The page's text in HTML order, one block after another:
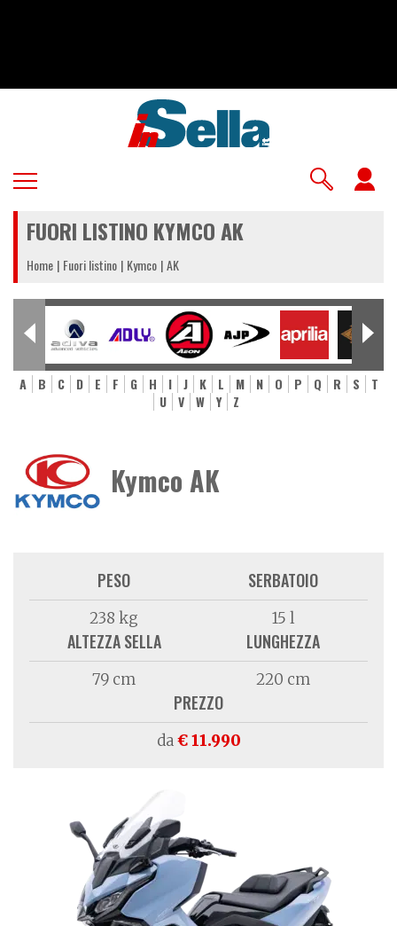
FUORI LISTINO KYMCO AK
Home Fuori listino Kymco AK
A B C D E F G H I J K L M N O P Q R S
T
U
V W Y Z
Kymco AK
PESO
238 kg
SERBATOIO
15 l
ALTEZZA SELLA
79 cm
LUNGHEZZA
220 cm
PREZZO
da€ 11.990